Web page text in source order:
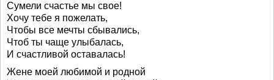
Сумели счастье мы свое!
Хочу тебе я пожелать,
Чтобы все мечты сбывались,
Чтоб ты чаще улыбалась,
И счастливой оставалась!
Жене моей любимой и родной